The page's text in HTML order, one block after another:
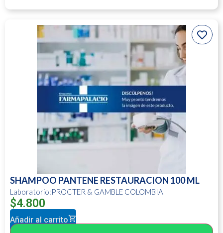
SHAMPOO PANTENE RESTAURACION 100 ML
Laboratorio:PROCTER & GAMBLE COLOMBIA
$4.800
Añadir al carrito